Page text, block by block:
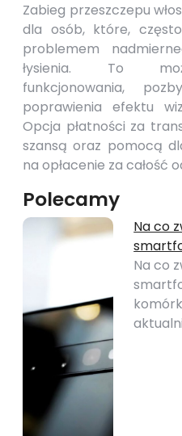
Zabieg przeszczepu
dla osób, które,
problemem
łysienia. To
funkcjonowania,
poprawienia efektu
Opcja płatności za
szansą oraz pomocą
na opłacenie za całość
Polecamy
Na co
Na co